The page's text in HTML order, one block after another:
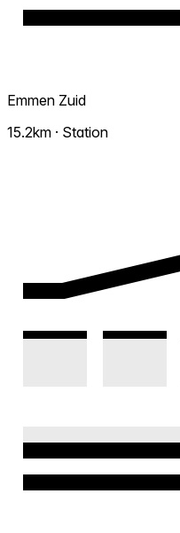
Emmen Zuid
15.2km · Station